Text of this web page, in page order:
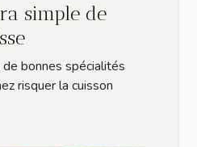
simple de
bonnes spécialités
risquer la cuisson